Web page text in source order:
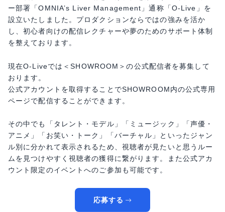
ー部署「OMNIA’s Liver Management」通称「O-Live」を
設立いたしました。プロダクションならではの強みを活か
し、初心者向けの配信レクチャーや夢のためのサポート体制
を整えております。
現在O-Liveでは＜SHOWROOM＞の公式配信者を募集して
おります。
公式アカウントを取得することでSHOWROOM内の公式専用
ページで配信することができます。
その中でも「タレント・モデル」「ミュージック」「声優・
アニメ」「お笑い・トーク」「バーチャル」といったジャン
ル別に分かれて表示されるため、視聴者が見たいと思うルー
ムを見つけやすく視聴者の獲得に繋がります。また公式アカ
ウント限定のイベントへのご参加も可能です。
応募する